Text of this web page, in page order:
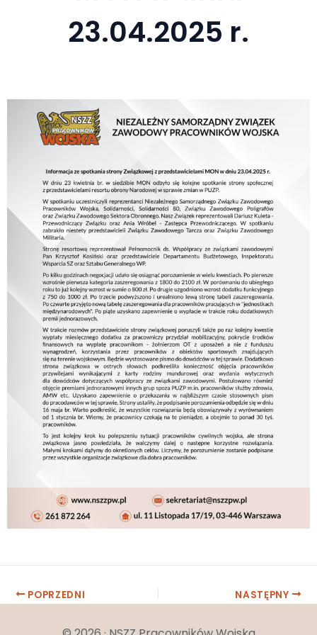
23.04.2025 r.
PostPOPRZEDNI NASTĘPNY